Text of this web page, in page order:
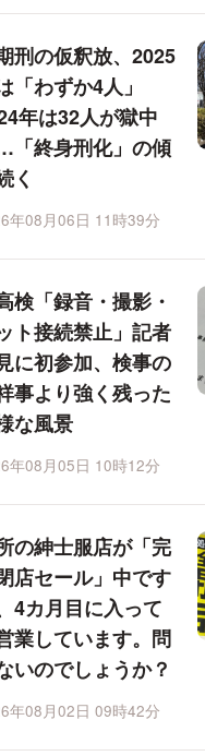
刑の仮釈放、2025
「わずか4人」
年は32人が獄中
「終身刑化」の傾
く
年08月06日 11時39分
検「録音・撮影・
ト接続禁止」記者
に初参加、検事の
事より強く残った
な風景
年08月05日 10時12分
の紳士服店が「完
店セール」中です
4カ月目に入って
業しています。問
いのでしょうか？
年08月02日 09時42分